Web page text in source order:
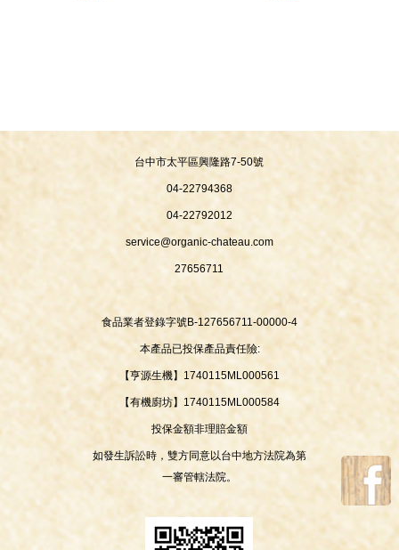
台中市太平區興隆路7-50號
04-22794368
04-22792012
service@organic-chateau.com
27656711
食品業者登錄字號B-127656711-00000-4
本產品已投保產品責任險:
【亨源生機】1740115ML000561
【有機廚坊】1740115ML000584
投保金額非理賠金額
如發生訴訟時，雙方同意以台中地方法院為第
一審管轄法院。